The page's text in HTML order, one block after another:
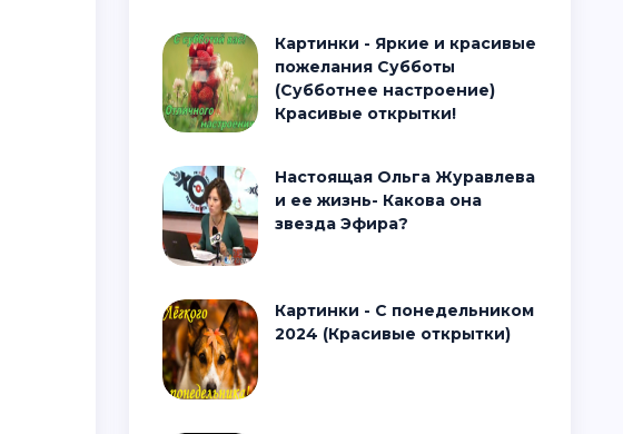
Картинки - Яркие и красивые
пожелания Субботы
(Субботнее настроение)
Красивые открытки!
Настоящая Ольга Журавлева
и ее жизнь- Какова она
звезда Эфира?
Картинки - С понедельником
2024 (Красивые открытки)